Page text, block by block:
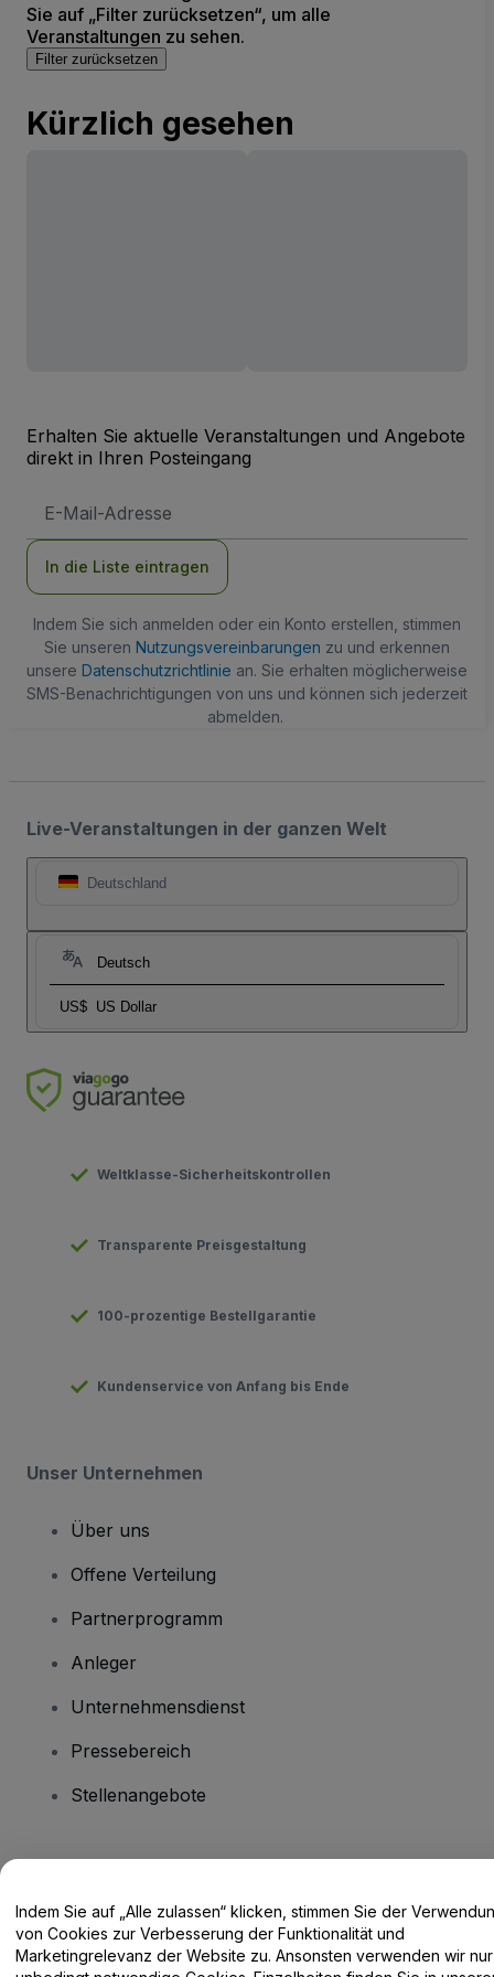
Sie auf „Filter zurücksetzen“, um alle
Veranstaltungen zu sehen.
Filter zurücksetzen
Kürzlich gesehen
Erhalten Sie aktuelle Veranstaltungen und Angebote
direkt in Ihren Posteingang
Mail-
In die Liste eintragen
Indem Sie sich anmelden oder ein Konto erstellen, stimmen
Sie unseren Nutzungsvereinbarungen zu und erkennen
unsere Datenschutzrichtlinie an. Sie erhalten möglicherweise
SMS-Benachrichtigungen von uns und können sich jederzeit
abmelden.
Live-Veranstaltungen in der ganzen Welt
Deutschland
Deutsch
US$ US Dollar
Weltklasse-Sicherheitskontrollen
Transparente Preisgestaltung
100-prozentige Bestellgarantie
Kundenservice von Anfang bis Ende
Unser Unternehmen
Über uns
Offene Verteilung
Partnerprogramm
Anleger
Unternehmensdienst
Pressebereich
Stellenangebote
Hilfe-Center / Kontakt
Indem Sie auf „Alle zulassen“ klicken, stimmen Sie der
von Cookies zur Verbesserung der Funktionalität und
Marketingrelevanz der Website zu. Ansonsten verwenden wir nur